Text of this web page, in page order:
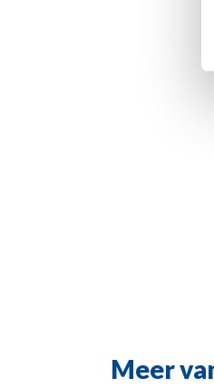
Meer